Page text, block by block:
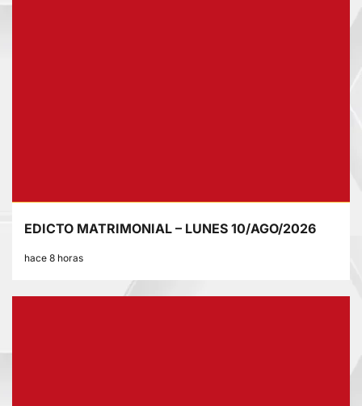
EDICTO MATRIMONIAL – LUNES 10/AGO/2026
hace 8 horas